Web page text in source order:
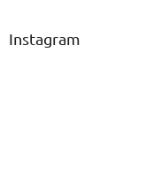
Instagram